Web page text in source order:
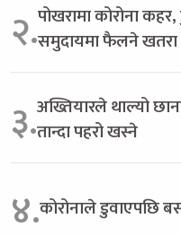
२.पोखरामा कोरोना
समुदायमा फैलने खतरा
३.अख्तियारले थाल्यो
तान्दा पहरो खस्ने
४.कोरोनाले डुवाएपछि